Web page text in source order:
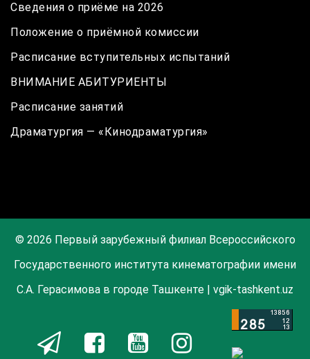
Сведения о приёме на 2026
Положение о приёмной комиссии
Расписание вступительных испытаний
ВНИМАНИЕ АБИТУРИЕНТЫ
Расписание занятий
Драматургия — «Кинодраматургия»
© 2026 Первый зарубежный филиал Всероссийского
Государственного института кинематографии имени
С.А. Герасимова в городе Ташкенте | vgik-tashkent.uz